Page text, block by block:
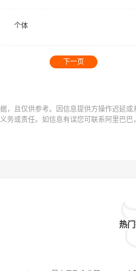
个体
下一页
，且仅供参考。因信息提供方操作迟延
务或责任。如信息有误您可联系阿里巴巴
热